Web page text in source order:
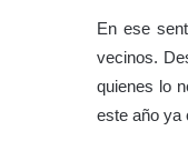
En ese
vecinos.
quienes lo
este año ya